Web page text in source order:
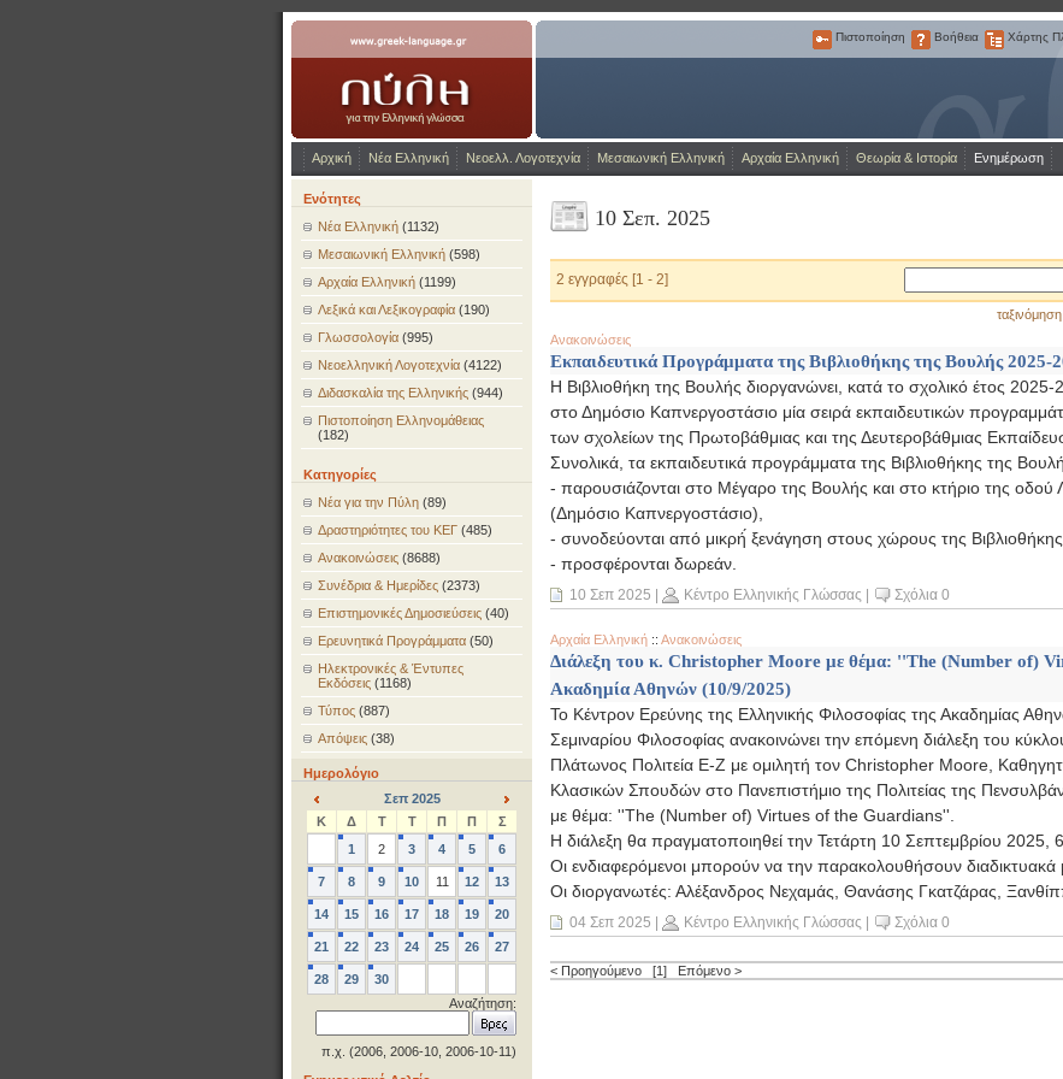
www.greek-language.gr Η Πύλη για την ελληνική γλώσσα
Πιστοποίηση
Πιστοποίηση
Βοήθεια
Βοήθεια
Χάρτης
Χάρτης
Αρχική Νέα Ελληνική Νεοελλ. Λογοτεχνία Μεσαιωνική Ελληνική Αρχαία Ελληνική Θεωρία & Ιστορία Ενημέρωση
Ενότητες
Νέα Ελληνική (1132)
Μεσαιωνική Ελληνική (598)
Αρχαία Ελληνική (1199)
Λεξικά και Λεξικογραφία (190)
Γλωσσολογία (995)
Νεοελληνική Λογοτεχνία (4122)
Διδασκαλία της Ελληνικής (944)
Πιστοποίηση Ελληνομάθειας
(182)
Κατηγορίες
Νέα για την Πύλη (89)
Δραστηριότητες του ΚΕΓ (485)
Ανακοινώσεις (8688)
Συνέδρια & Ημερίδες (2373)
Επιστημονικές Δημοσιεύσεις (40)
Ερευνητικά Προγράμματα (50)
Ηλεκτρονικές & Έντυπες
Εκδόσεις (1168)
Τύπος (887)
Απόψεις (38)
Ημερολόγιο
<
Σεπ 2025
>
Κ Δ Τ Τ Π Π
Σ
1
2 3 4 5 6
7 8 9 10 11 12 13
14 15 16 17 18 19 20
21 22 23 24 25 26 27
28 29
30
Αναζήτηση:
π.χ. (2006, 2006-10, 2006-10-11)
10 Σεπ. 2025
2 εγγραφές [1 - 2]
Ανακοινώσεις
Εκπαιδευτικά Προγράμματα της Βιβλιοθήκης της Βουλής 2025-
Η Βιβλιοθήκη της Βουλής διοργανώνει, κατά το σχολικό έτος
στο Δημόσιο Καπνεργοστάσιο μία σειρά εκπαιδευτικών
των σχολείων της Πρωτοβάθμιας και της Δευτεροβάθμιας
Συνολικά, τα εκπαιδευτικά προγράμματα της Βιβλιοθήκης της
- παρουσιάζονται στο Μέγαρο της Βουλής και στο κτήριο της
(Δημόσιο Καπνεργοστάσιο),
- συνοδεύονται από μικρή́ ξενάγηση στους χώρους της
- προσφέρονται δωρεάν.
10 Σεπ 2025 Κέντρο Ελληνικής Γλώσσας Σχόλια 0
Αρχαία Ελληνική :: Ανακοινώσεις
Διάλεξη του κ. Christopher Moore με θέμα: ''The (Number of)
Ακαδημία Αθηνών (10/9/2025)
Το Κέντρον Ερεύνης της Ελληνικής Φιλοσοφίας της Ακαδημίας
Σεμιναρίου Φιλοσοφίας ανακοινώνει την επόμενη διάλεξη του
Πλάτωνος Πολιτεία Ε-Ζ με ομιλητή τον Christopher Moore,
Κλασικών Σπουδών στο Πανεπιστήμιο της Πολιτείας της
με θέμα: ''The (Number of) Virtues of the Guardians''.
Η διάλεξη θα πραγματοποιηθεί την Τετάρτη 10 Σεπτεμβρίου
Οι ενδιαφερόμενοι μπορούν να την παρακολουθήσουν
Οι διοργανωτές: Αλέξανδρος Νεχαμάς, Θανάσης Γκατζάρας,
04 Σεπ 2025 Κέντρο Ελληνικής Γλώσσας Σχόλια 0
< Προηγούμενο [1] Επόμενο >